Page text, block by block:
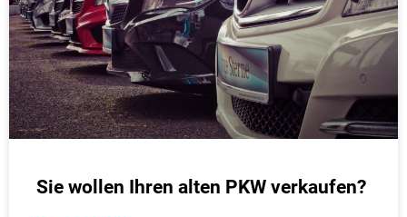
Sie wollen Ihren alten PKW verkaufen?